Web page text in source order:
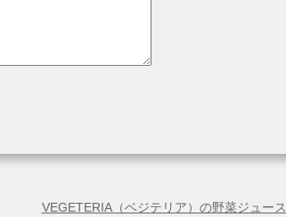
VEGETERIA（ベジテリア）の野菜ジュース